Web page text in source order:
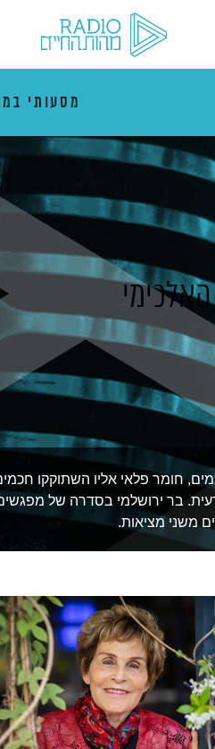
מסעותי
חומר פלאי אליו השתוקקו
בר ירושלמי בסדרה של
משני מציאות.